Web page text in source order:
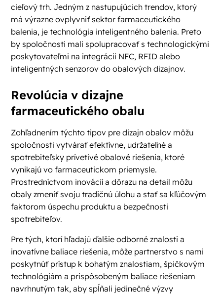
cieľový trh. Jedným z nastupujúcich trendov, ktorý
má výrazne ovplyvniť sektor farmaceutického
balenia, je technológia inteligentného balenia. Preto
by spoločnosti mali spolupracovať s technologickými
poskytovateľmi na integrácii NFC, RFID alebo
inteligentných senzorov do obalových dizajnov.
Revolúcia v dizajne
farmaceutického obalu
Zohľadnením týchto tipov pre dizajn obalov môžu
spoločnosti vytvárať efektívne, udržateľné a
spotrebiteľsky prívetivé obalové riešenia, ktoré
vynikajú vo farmaceutickom priemysle.
Prostredníctvom inovácií a dôrazu na detail môžu
obaly zmeniť svoju tradičnú úlohu a stať sa kľúčovým
faktorom úspechu produktu a bezpečnosti
spotrebiteľov.
Pre tých, ktorí hľadajú ďalšie odborné znalosti a
inovatívne baliace riešenia, môže partnerstvo s nami
poskytnúť prístup k bohatým znalostiam, špičkovým
technológiám a prispôsobeným baliace riešeniam
navrhnutým tak, aby spĺňali jedinečné výzvy